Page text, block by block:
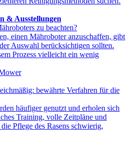
& Ausstellungen
zu beachten?
einen Mähroboter anzuschaffen, gibt
Auswahl berücksichtigen sollten.
Prozess vielleicht ein wenig
bewährte Verfahren für die
häufiger genutzt und erholen sich
Training, volle Zeitpläne und
Pflege des Rasens schwierig,